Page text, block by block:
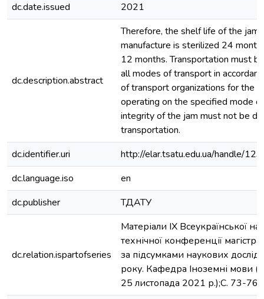
dc.date.issued
2021
dc.description.abstract
Therefore, the shelf life of the jam
manufacture is sterilized 24
12 months. Transportation must
all modes of transport in
of transport organizations for the
operating on the specified mode
integrity of the jam must not be
transportation.
dc.identifier.uri
http://elar.tsatu.edu.ua/handle/
dc.language.iso
en
dc.publisher
ТДАТУ
dc.relation.ispartofseries
Матеріали ІX Всеукраїнської
технічної конференції
за підсумками наукових
року. Кафедра Іноземні мови
25 листопада 2021 р.);C. 73-76